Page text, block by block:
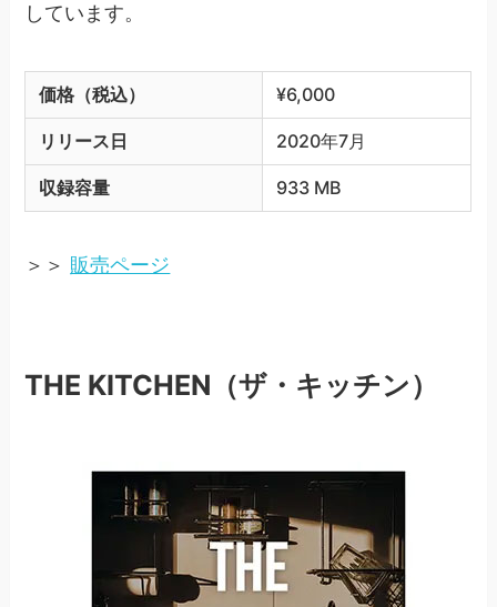
しています。
価格（税込） ¥6,000
リリース日 2020年7月
収録容量 933 MB
＞＞ 販売ページ
THE KITCHEN（ザ・キッチン）